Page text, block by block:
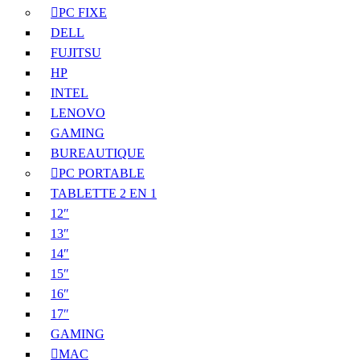
PC FIXE
DELL
FUJITSU
HP
INTEL
LENOVO
GAMING
BUREAUTIQUE
PC PORTABLE
TABLETTE 2 EN 1
12″
13″
14″
15″
16″
17″
GAMING
MAC